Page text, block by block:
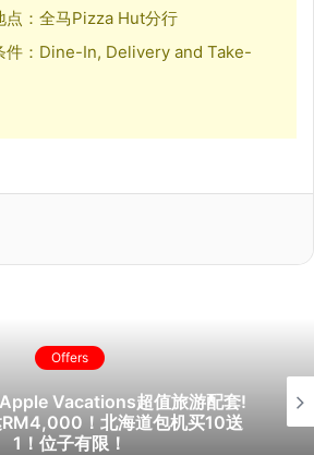
点：全马Pizza Hut分行
件：Dine-In, Delivery and Take-
Offers
Apple Vacations超值旅游配套!
！北海道包机买10送
1！位子有限！